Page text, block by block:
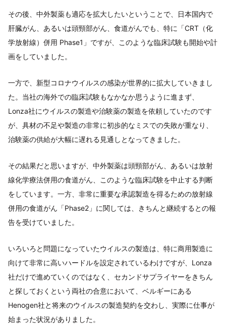
その後、中外製薬も適応を拡大したいということで、日本国内で
肝臓がん、あるいは頭頸部がん、食道がんでも、特に「CRT（化
学放射線）併用 Phase1」ですが、このような臨床試験も開始や計
画をしていました。
一方で、新型コロナウイルスの感染が世界的に拡大していきまし
た。当社の海外での臨床試験もなかなか思うように進まず、
Lonza社にウイルスの製造や治験薬の製造を依頼していたのです
が、具材の不足や製造の非常に初歩的なミスでの失敗が重なり、
治験薬の供給が大幅に遅れる見通しとなってきました。
その結果だと思いますが、中外製薬は頭頸部がん、あるいは放射
線化学療法併用の食道がん、このような臨床試験を中止する判断
をしています。一方、非常に重要な承認製造を得るための放射線
併用の食道がん「Phase2」に関しては、きちんと継続するとの報
告を受けていました。
いろいろと問題になっていたウイルスの製造は、特に商用製造に
向けて非常に高いハードルを設定されているわけですが、Lonza
社だけで進めていくのではなく、セカンドサプライヤーをきちん
と探しておくという両社の合意において、ベルギーにある
Henogen社と将来のウイルスの製造契約を交わし、実際に仕事が
始まった状況がありました。